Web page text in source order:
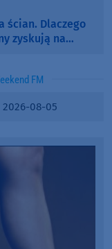
ścian. Dlaczego
zyskują na
FM
2026-08-05